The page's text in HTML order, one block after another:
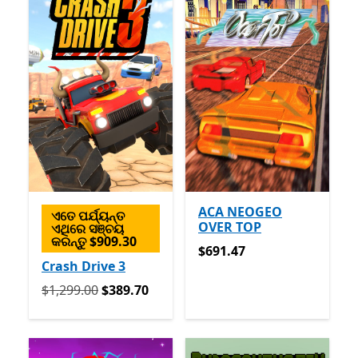
ଏତେ ପର୍ଯ୍ୟନ୍ତ
ଏଥିରେ ସଞ୍ଚୟ
କରନ୍ତୁ $909.30
Crash Drive 3
ପ୍ରକୃତରେ $1,299.00 ବର୍ତ୍ତମାନ $389.70
$1,299.00$389.70
ACA NEOGEO
OVER TOP
$691.47
$691.47